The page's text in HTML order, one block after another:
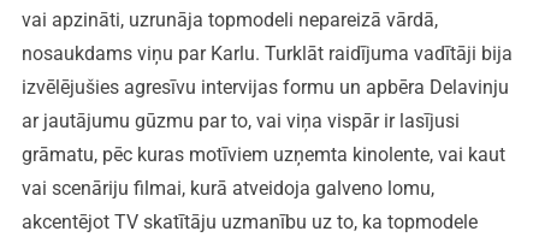
vai apzināti, uzrunāja topmodeli nepareizā vārdā,
nosaukdams viņu par Karlu. Turklāt raidījuma vadītāji bija
izvēlējušies agresīvu intervijas formu un apbēra Delavinju
ar jautājumu gūzmu par to, vai viņa vispār ir lasījusi
grāmatu, pēc kuras motīviem uzņemta kinolente, vai kaut
vai scenāriju filmai, kurā atveidoja galveno lomu,
akcentējot TV skatītāju uzmanību uz to, ka topmodele